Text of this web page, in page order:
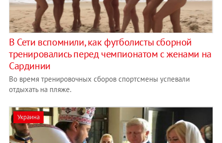
В Сети вспомнили, как футболисты сборной
тренировались перед чемпионатом с женами на
Сардинии
Во время тренировочных сборов спортсмены успевали
отдыхать на пляже.
Украина